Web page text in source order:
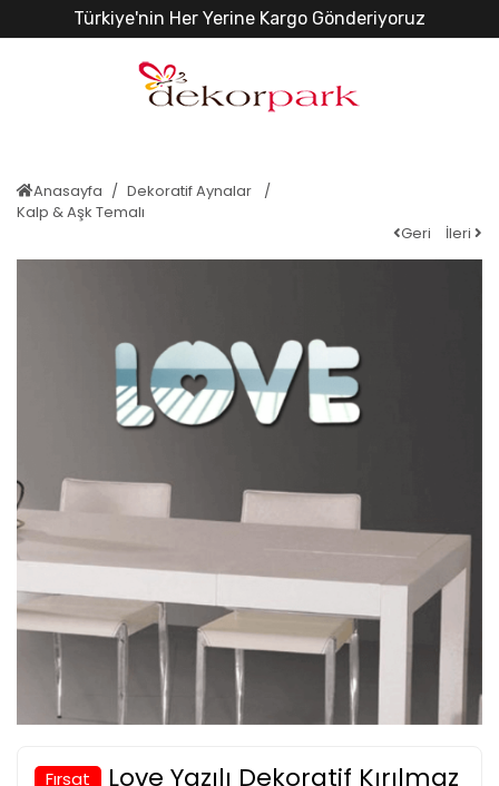
Türkiye'nin Her Yerine Kargo Gönderiyoruz
Anasayfa
Dekoratif Aynalar
Kalp & Aşk Temalı
Geri
İleri
Fırsat
Love Yazılı Dekoratif Kırılmaz